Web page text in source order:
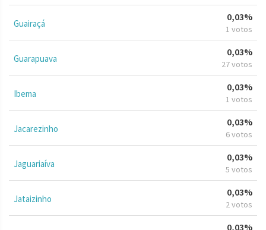
Guairaçá
0,03%
1 votos
Guarapuava
0,03%
27 votos
Ibema
0,03%
1 votos
Jacarezinho
0,03%
6 votos
Jaguariaíva
0,03%
5 votos
Jataizinho
0,03%
2 votos
0,03%